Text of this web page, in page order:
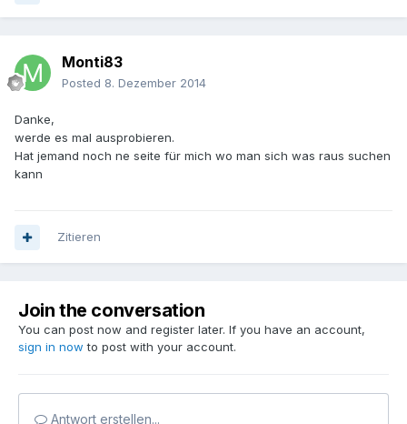
Monti83
Posted 8. Dezember 2014
Danke,
werde es mal ausprobieren.
Hat jemand noch ne seite für mich wo man sich was raus suchen
kann
Zitieren
Join the conversation
You can post now and register later. If you have an account,
sign in now to post with your account.
Antwort erstellen...